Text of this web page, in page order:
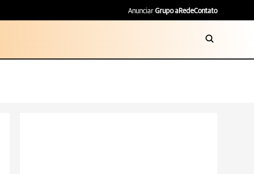
Anunciar Grupo aRedeContato